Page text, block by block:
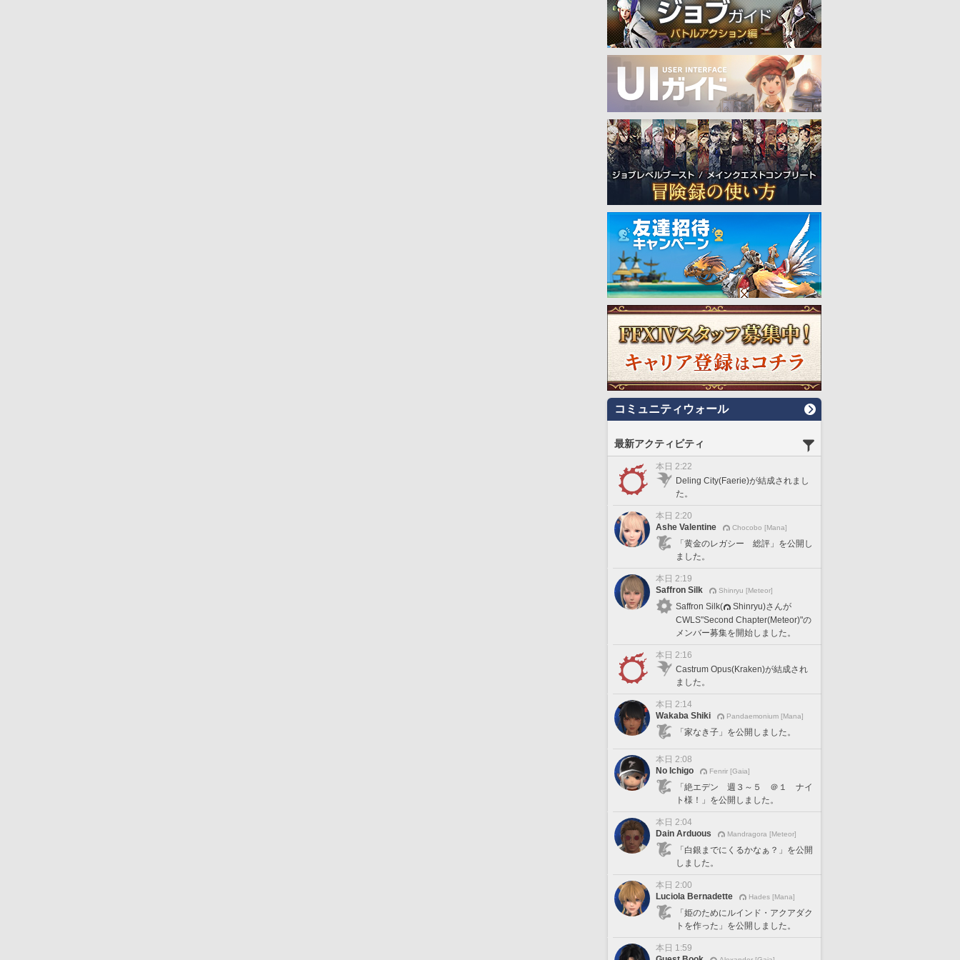
コミュニティウォール
最新アクティビティ
本日 2:22
Deling City(Faerie)が結成されまし
た。
本日 2:20
Ashe Valentine
Chocobo [Mana]
「黄金のレガシー 総評」を公開し
ました。
本日 2:19
Saffron Silk
Shinryu [Meteor]
Saffron Silk(
Shinryu)さんが
CWLS"Second Chapter(Meteor)"の
メンバー募集を開始しました。
本日 2:16
Castrum Opus(Kraken)が結成され
ました。
本日 2:14
Wakaba Shiki
Pandaemonium [Mana]
「家なき子」を公開しました。
本日 2:08
No Ichigo
Fenrir [Gaia]
「絶エデン 週３～５ ＠１ ナイ
ト様！」を公開しました。
本日 2:04
Dain Arduous
Mandragora [Meteor]
「白銀までにくるかなぁ？」を公開
しました。
本日 2:00
Luciola Bernadette
Hades [Mana]
「姫のためにルインド・アクアダク
トを作った」を公開しました。
本日 1:59